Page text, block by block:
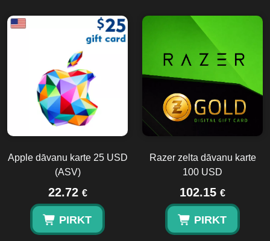
Apple dāvanu karte 25 USD
(ASV)
22.72 €
PIRKT
Razer zelta dāvanu karte
100 USD
102.15 €
PIRKT